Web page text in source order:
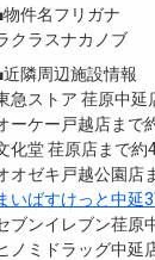
物件名フリガナ
クラスナカノブ
近隣周辺施設情報
急ストア 荏原中延
ーケー戸越店まで
化堂 荏原店まで約
オゼキ戸越公園店
いばすけっと中延
ブンイレブン荏原
ノミドラッグ中延